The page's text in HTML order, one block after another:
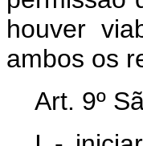
houver
ambos os
Art. 9º